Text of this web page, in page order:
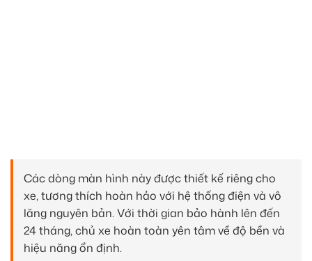
Các dòng màn hình này được thiết kế riêng cho
xe, tương thích hoàn hảo với hệ thống điện và vô
lăng nguyên bản. Với thời gian bảo hành lên đến
24 tháng, chủ xe hoàn toàn yên tâm về độ bền và
hiệu năng ổn định.